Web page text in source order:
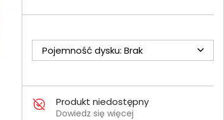
Pojemność dysku: Brak
Produkt niedostępny
Dowiedz się więcej